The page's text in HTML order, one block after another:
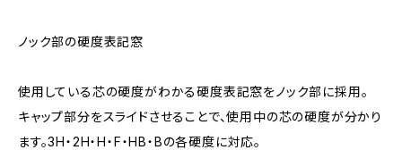
ノック部の硬度表記窓
使用している芯の硬度がわかる硬度表記窓をノック部に採⽤。
キャップ部分をスライドさせることで、使用中の芯の硬度が分かり
ます。3H・2H・H・F・HB・Bの各硬度に対応。